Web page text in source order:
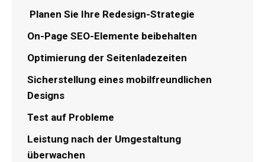
Planen Sie Ihre Redesign-Strategie
On-Page SEO-Elemente beibehalten
Optimierung der Seitenladezeiten
Sicherstellung eines mobilfreundlichen
Designs
Test auf Probleme
Leistung nach der Umgestaltung
überwachen